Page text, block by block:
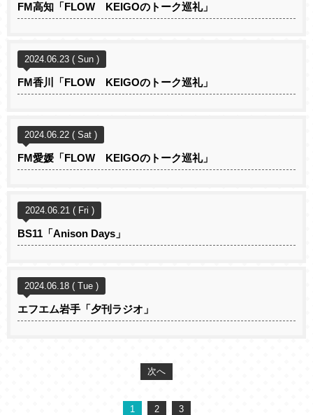
FM高知「FLOW KEIGOのトーク巡礼」
2024.06.23 ( Sun )
FM香川「FLOW KEIGOのトーク巡礼」
2024.06.22 ( Sat )
FM愛媛「FLOW KEIGOのトーク巡礼」
2024.06.21 ( Fri )
BS11「Anison Days」
2024.06.18 ( Tue )
エフエム岩手「夕刊ラジオ」
次へ
1 2 3